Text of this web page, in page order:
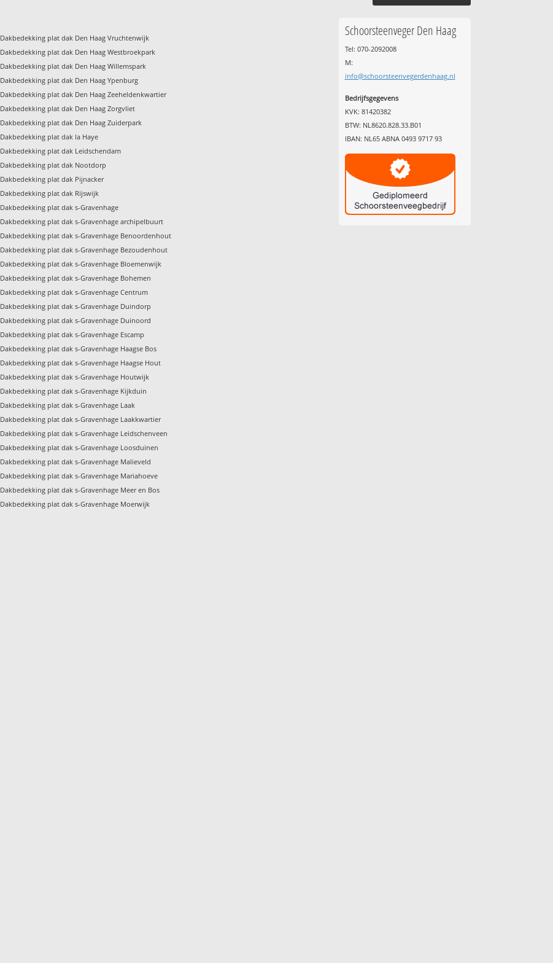
Dakbedekking plat dak Den Haag Vruchtenwijk
Dakbedekking plat dak Den Haag Westbroekpark
Dakbedekking plat dak Den Haag Willemspark
Dakbedekking plat dak Den Haag Ypenburg
Dakbedekking plat dak Den Haag Zeeheldenkwartier
Dakbedekking plat dak Den Haag Zorgvliet
Dakbedekking plat dak Den Haag Zuiderpark
Dakbedekking plat dak la Haye
Dakbedekking plat dak Leidschendam
Dakbedekking plat dak Nootdorp
Dakbedekking plat dak Pijnacker
Dakbedekking plat dak Rijswijk
Dakbedekking plat dak s-Gravenhage
Dakbedekking plat dak s-Gravenhage archipelbuurt
Dakbedekking plat dak s-Gravenhage Benoordenhout
Dakbedekking plat dak s-Gravenhage Bezoudenhout
Dakbedekking plat dak s-Gravenhage Bloemenwijk
Dakbedekking plat dak s-Gravenhage Bohemen
Dakbedekking plat dak s-Gravenhage Centrum
Dakbedekking plat dak s-Gravenhage Duindorp
Dakbedekking plat dak s-Gravenhage Duinoord
Dakbedekking plat dak s-Gravenhage Escamp
Dakbedekking plat dak s-Gravenhage Haagse Bos
Dakbedekking plat dak s-Gravenhage Haagse Hout
Dakbedekking plat dak s-Gravenhage Houtwijk
Dakbedekking plat dak s-Gravenhage Kijkduin
Dakbedekking plat dak s-Gravenhage Laak
Dakbedekking plat dak s-Gravenhage Laakkwartier
Dakbedekking plat dak s-Gravenhage Leidschenveen
Dakbedekking plat dak s-Gravenhage Loosduinen
Dakbedekking plat dak s-Gravenhage Malieveld
Dakbedekking plat dak s-Gravenhage Mariahoeve
Dakbedekking plat dak s-Gravenhage Meer en Bos
Dakbedekking plat dak s-Gravenhage Moerwijk
Schoorsteenveger Den Haag
Tel: 070-2092008
M:
info@schoorsteenvegerdenhaag.nl
Bedrijfsgegevens
KVK: 81420382
BTW: NL8620.828.33.B01
IBAN: NL65 ABNA 0493 9717 93